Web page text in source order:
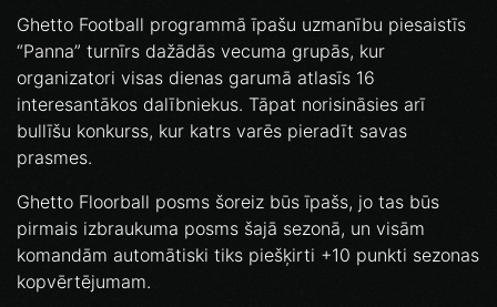
Ghetto Football programmā īpašu uzmanību piesaistīs
“Panna” turnīrs dažādās vecuma grupās, kur
organizatori visas dienas garumā atlasīs 16
interesantākos dalībniekus. Tāpat norisināsies arī
bullīšu konkurss, kur katrs varēs pieradīt savas
prasmes.
Ghetto Floorball posms šoreiz būs īpašs, jo tas būs
pirmais izbraukuma posms šajā sezonā, un visām
komandām automātiski tiks piešķirti +10 punkti sezonas
kopvērtējumam.